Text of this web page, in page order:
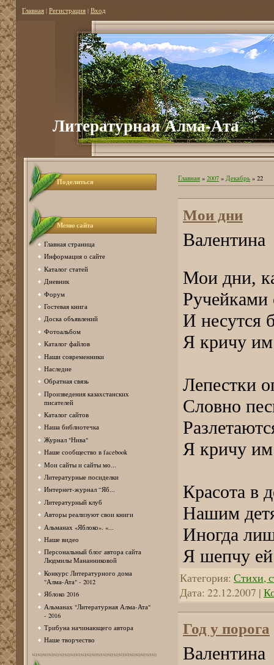
Главная | Регистрация | Вход
Литературная Алма-Ата
Поделиться
Меню сайта
Главная страница
Информация о сайте
Каталог статей
Дневник
Форум
Гостевая книга
Доска объявлений
Фотоальбом
Каталог файлов
Наши современники
Наследие
Обратная связь
Произведения казахстанских
писателей
Каталог сайтов
Наша библиотечка
Журнал "Нива"
Наше сообщество в facebook
Мои сайты и сайты мо...
Литературные посиделки
Интернет-журнал “Яб...
Литературный клуб
Авторы реализуют свои книги
Альманах «Яблоко». «...
Наше видео
Персональный блог автора сайта
Людмилы Мананниковой
Конкурс Литературного дома
"Алма-Ата" - 2012
Яблоко 2016
Альманах "Литературная Алма-Ата"
- 2016
Трибуна начинающего автора
Наше творчество
Главная » 2007 » Декабрь » 22
Мои дни
Валентина
Мои дни,
Ручейками
И несутся
Я кричу
Лепестки
Словно
Я кричу
Красота в
Нашим
Иногда
Я шепчу
Категория: Стихи,
Дата: 22.12.2007 |
Год у порога
Валентина